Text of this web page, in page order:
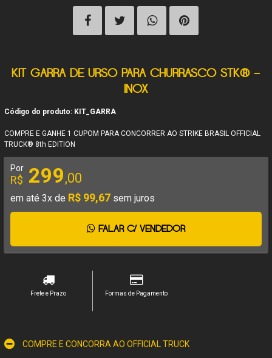
KIT GARRA DE URSO PARA CHURRASCO STK® –
INOX
Código do produto: KIT_GARRA
COMPRE E GANHE 1 CUPOM PARA CONCORRER AO STRIKE BRASIL OFFICIAL
TRUCK® 8th EDITION
Por
R$ 299,00
em até 3x de R$ 99,67 sem juros
FALAR C/ VENDEDOR
Frete e Prazo Formas de Pagamento
COMPRE E CONCORRA AO OFFICIAL TRUCK